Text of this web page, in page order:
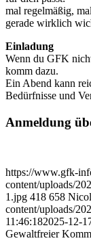
mal regelmäßig,
gerade wirklich
Einladung
Wenn du GFK
komm dazu.
Ein Abend kann
Bedürfnisse und
Anmeldung
https://www.gfk-
content/uploads/
1.jpg 418 658
content/uploads/
11:46:182025-12-
Gewaltfreier